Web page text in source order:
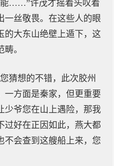
能……”许茂才摇着头叹着
一丝敬畏。在这些人的眼
的大东山绝壁上遁下，这
。
猜想的不错，此次胶州
一方面是秦家，但更重要
爷您在山上遇险，那我
过好在正因如此，燕大都
不会查到这艘船上来，您